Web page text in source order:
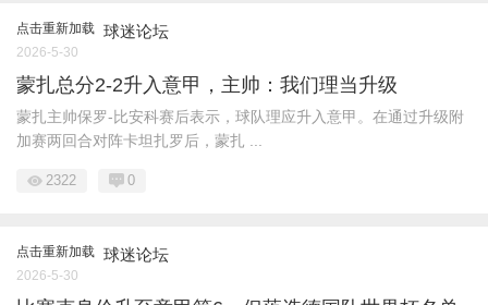
点击重新加载 球迷论坛
2026-5-30
蒙扎总分2-2升入意甲，主帅：我们理当升级
蒙扎主帅保罗-比安科赛后表示，球队理应升入意甲。在通过升级附
加赛两回合对阵卡坦扎罗后，蒙扎 ...
2322 0
点击重新加载 球迷论坛
2026-5-30